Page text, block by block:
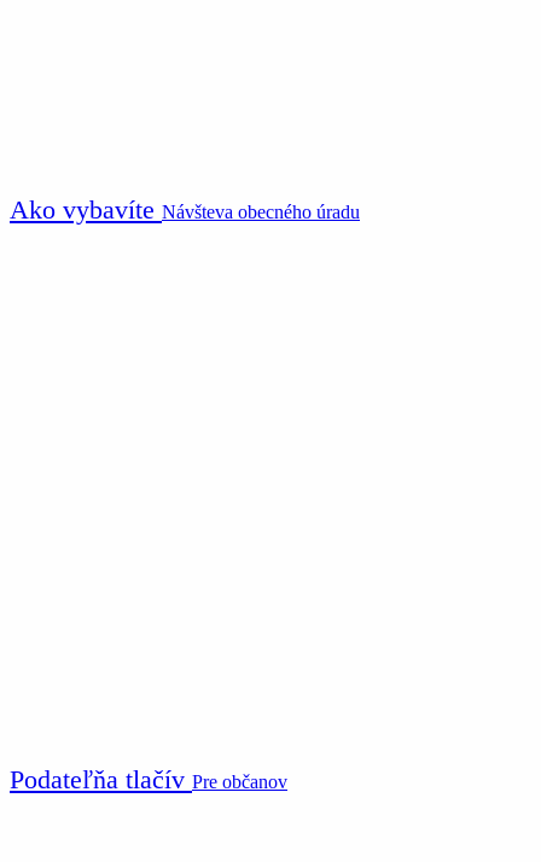
Ako vybavíte Návšteva obecného úradu
Podateľňa tlačív Pre občanov